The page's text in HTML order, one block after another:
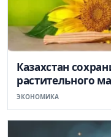
Казахстан
растительного
ЭКОНОМИКА